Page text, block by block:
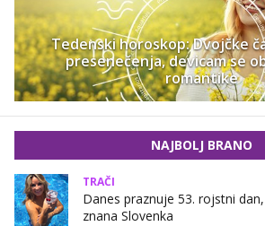
Tedenski horoskop: Dvojčke
presenečenja, devicam se
romantike
NAJBOLJ BRANO
TRAČI
Danes praznuje 53. rojstni
znana Slovenka